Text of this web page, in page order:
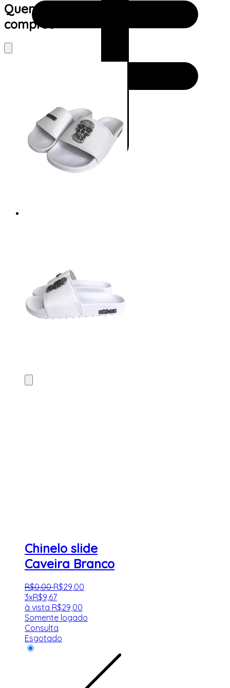
Quem viu este produto também
comprou
Chinelo slide
Caveira Branco
R$0,00 R$29 00
3xR$9,67
à vista R$29,00
Somente logado
Consulta
Esgotado